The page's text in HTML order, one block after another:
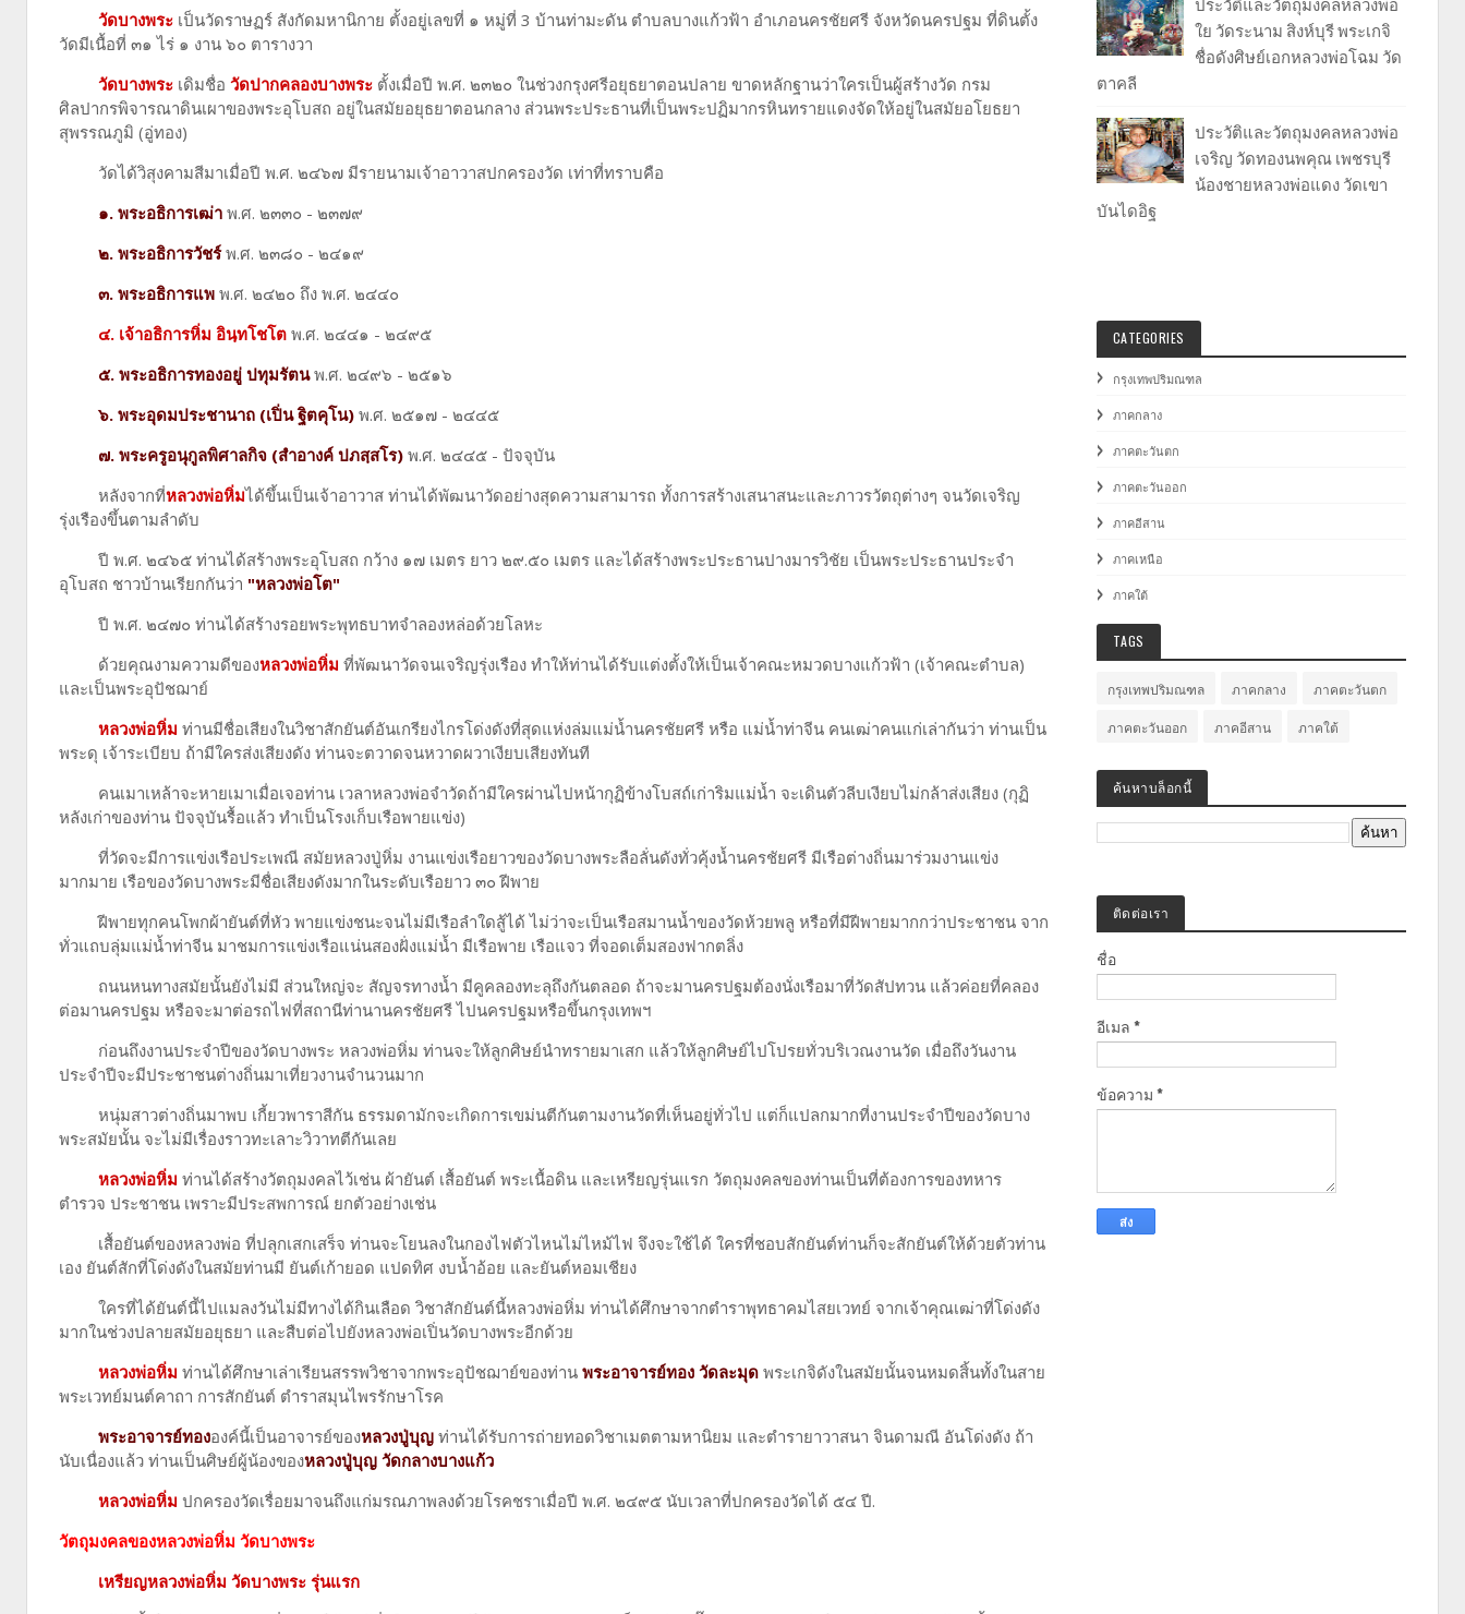
วัดบางพระ เป็นวัดราษฏร์ สังกัดมหานิกาย ตั้งอยู่เลขที่ ๑ หมู่ที่ 3 บ้านท่ามะดัน ตำบลบางแก้วฟ้า อำเภอนครชัยศรี จังหวัดนครปฐม ที่ดินตั้ง
วัดมีเนื้อที่ ๓๑ ไร่ ๑ งาน ๖๐ ตารางวา
วัดบางพระ เดิมชื่อ วัดปากคลองบางพระ ตั้งเมื่อปี พ.ศ. ๒๓๒๐ ในช่วงกรุงศรีอยุธยาตอนปลาย ขาดหลักฐานว่าใครเป็นผู้สร้างวัด กรม
ศิลปากรพิจารณาดินเผาของพระอุโบสถ อยู่ในสมัยอยุธยาตอนกลาง ส่วนพระประธานที่เป็นพระปฏิมากรหินทรายแดงจัดให้อยู่ในสมัยอโยธยา
สุพรรณภูมิ (อู่ทอง)
วัดได้วิสุงคามสีมาเมื่อปี พ.ศ. ๒๔๖๗ มีรายนามเจ้าอาวาสปกครองวัด เท่าที่ทราบคือ
๑. พระอธิการเฒ่า พ.ศ. ๒๓๓๐ - ๒๓๗๙
๒. พระอธิการวัชร์พ.ศ. ๒๓๘๐ - ๒๔๑๙
๓. พระอธิการแพ พ.ศ. ๒๔๒๐ ถึง พ.ศ. ๒๔๔๐
๔. เจ้าอธิการหิ่ม อินฺทโชโต พ.ศ. ๒๔๔๑ - ๒๔๙๕
๕. พระอธิการทองอยู่ ปทุมรัตนพ.ศ. ๒๔๙๖ - ๒๕๑๖
๖. พระอุดมประชานาถ (เปิ่น ฐิตคุโน) พ.ศ. ๒๕๑๗ - ๒๔๔๕
๗. พระครูอนุกูลพิศาลกิจ (สำอางค์ ปภสฺสโร) พ.ศ. ๒๔๔๕ - ปัจจุบัน
หลังจากที่หลวงพ่อหิ่มได้ขึ้นเป็นเจ้าอาวาส ท่านได้พัฒนาวัดอย่างสุดความสามารถ ทั้งการสร้างเสนาสนะและภาวรวัตถุต่างๆ จนวัดเจริญ
รุ่งเรืองขึ้นตามลำดับ
ปี พ.ศ. ๒๔๖๕ ท่านได้สร้างพระอุโบสถ กว้าง ๑๗ เมตร ยาว ๒๙.๕๐ เมตร และได้สร้างพระประธานปางมารวิชัย เป็นพระประธานประจำ
อุโบสถ ชาวบ้านเรียกกันว่า "หลวงพ่อโต"
ปี พ.ศ. ๒๔๗๐ ท่านได้สร้างรอยพระพุทธบาทจำลองหล่อด้วยโลหะ
ด้วยคุณงามความดีของหลวงพ่อหิ่ม ที่พัฒนาวัดจนเจริญรุ่งเรือง ทำให้ท่านได้รับแต่งตั้งให้เป็นเจ้าคณะหมวดบางแก้วฟ้า (เจ้าคณะตำบล)
และเป็นพระอุปัชฌาย์
หลวงพ่อหิ่ม ท่านมีชื่อเสียงในวิชาสักยันต์อันเกรียงไกรโด่งดังที่สุดแห่งล่มแม่น้ำนครชัยศรี หรือ แม่น้ำท่าจีน คนเฒ่าคนแก่เล่ากันว่า ท่านเป็น
พระดุ เจ้าระเบียบ ถ้ามีใครส่งเสียงดัง ท่านจะตวาดจนหวาดผวาเงียบเสียงทันที
คนเมาเหล้าจะหายเมาเมื่อเจอท่าน เวลาหลวงพ่อจำวัดถ้ามีใครผ่านไปหน้ากุฏิข้างโบสถ์เก่าริมแม่น้ำ จะเดินตัวลีบเงียบไม่กล้าส่งเสียง (กุฏิ
หลังเก่าของท่าน ปัจจุบันรื้อแล้ว ทำเป็นโรงเก็บเรือพายแข่ง)
ที่วัดจะมีการแข่งเรือประเพณี สมัยหลวงปู่หิ่ม งานแข่งเรือยาวของวัดบางพระลือลั่นดังทั่วคุ้งน้ำนครชัยศรี มีเรือต่างถิ่นมาร่วมงานแข่ง
มากมาย เรือของวัดบางพระมีชื่อเสียงดังมากในระดับเรือยาว ๓๐ ฝีพาย
ฝีพายทุกคนโพกผ้ายันต์ที่หัว พายแข่งชนะจนไม่มีเรือลำใดสู้ได้ ไม่ว่าจะเป็นเรือสมานน้ำของวัดห้วยพลู หรือที่มีฝีพายมากกว่าประชาชน จาก
ทั่วแถบลุ่มแม่น้ำท่าจีน มาชมการแข่งเรือแน่นสองฝั่งแม่น้ำ มีเรือพาย เรือแจว ที่จอดเต็มสองฟากตลิ่ง
ถนนหนทางสมัยนั้นยังไม่มี ส่วนใหญ่จะ สัญจรทางน้ำ มีคูคลองทะลุถึงกันตลอด ถ้าจะมานครปฐมต้องนั่งเรือมาที่วัดสัปทวน แล้วค่อยที่คลอง
ต่อมานครปฐม หรือจะมาต่อรถไฟที่สถานีท่านานครชัยศรี ไปนครปฐมหรือขึ้นกรุงเทพฯ
ก่อนถึงงานประจำปีของวัดบางพระ หลวงพ่อหิ่ม ท่านจะให้ลูกศิษย์นำทรายมาเสก แล้วให้ลูกศิษย์ไปโปรยทั่วบริเวณงานวัด เมื่อถึงวันงาน
ประจำปีจะมีประชาชนต่างถิ่นมาเที่ยวงานจำนวนมาก
หนุ่มสาวต่างถิ่นมาพบ เกี้ยวพาราสีกัน ธรรมดามักจะเกิดการเขม่นตีกันตามงานวัดที่เห็นอยู่ทั่วไป แต่ก็แปลกมากที่งานประจำปีของวัดบาง
พระสมัยนั้น จะไม่มีเรื่องราวทะเลาะวิวาทตีกันเลย
หลวงพ่อหิ่ม ท่านได้สร้างวัตถุมงคลไว้เช่น ผ้ายันต์ เสื้อยันต์ พระเนื้อดิน และเหรียญรุ่นแรก วัตถุมงคลของท่านเป็นที่ต้องการของทหาร
ตำรวจ ประชาชน เพราะมีประสพการณ์ ยกตัวอย่างเช่น
เสื้อยันต์ของหลวงพ่อ ที่ปลุกเสกเสร็จ ท่านจะโยนลงในกองไฟตัวไหนไม่ไหม้ไฟ จึงจะใช้ได้ ใครที่ชอบสักยันต์ท่านก็จะสักยันต์ให้ด้วยตัวท่าน
เอง ยันต์สักที่โด่งดังในสมัยท่านมี ยันต์เก้ายอด แปดทิศ งบน้ำอ้อย และยันต์หอมเชียง
ใครที่ได้ยันต์นี้ไปแมลงวันไม่มีทางได้กินเลือด วิชาสักยันต์นี้หลวงพ่อหิ่ม ท่านได้ศึกษาจากตำราพุทธาคมไสยเวทย์ จากเจ้าคุณเฒ่าที่โด่งดัง
มากในช่วงปลายสมัยอยุธยา และสืบต่อไปยังหลวงพ่อเปิ่นวัดบางพระอีกด้วย
หลวงพ่อหิ่ม ท่านได้ศึกษาเล่าเรียนสรรพวิชาจากพระอุปัชฌาย์ของท่าน พระอาจารย์ทอง วัดละมุด พระเกจิดังในสมัยนั้นจนหมดสิ้นทั้งในสาย
พระเวทย์มนต์คาถา การสักยันต์ ตำราสมุนไพรรักษาโรค
พระอาจารย์ทององค์นี้เป็นอาจารย์ของหลวงปู่บุญ ท่านได้รับการถ่ายทอดวิชาเมตตามหานิยม และตำรายาวาสนา จินดามณี อันโด่งดัง ถ้า
นับเนื่องแล้ว ท่านเป็นศิษย์ผู้น้องของหลวงปู่บุญ วัดกลางบางแก้ว
หลวงพ่อหิ่ม ปกครองวัดเรื่อยมาจนถึงแก่มรณภาพลงด้วยโรคชราเมื่อปี พ.ศ. ๒๔๙๕ นับเวลาที่ปกครองวัดได้ ๕๔ ปี.
วัตถุมงคลของหลวงพ่อหิ่ม วัดบางพระ
เหรียญหลวงพ่อหิ่ม วัดบางพระ รุ่นแรก
ใย วัดระนาม สิงห์บุรี พระเกจิ
ชื่อดังศิษย์เอกหลวงพ่อโฉม วัด
ตาคลี
ประวัติและวัตถุมงคลหลวงพ่อ
เจริญ วัดทองนพคุณ เพชรบุรี
น้องชายหลวงพ่อแดง วัดเขา
บันไดอิฐ
CATEGORIES
กรุงเทพปริมณฑล
ภาคกลาง
ภาคตะวันตก
ภาคตะวันออก
ภาคอีสาน
ภาคเหนือ
ภาคใต้
TAGS
กรุงเทพปริมณฑล ภาคกลาง ภาคตะวันตก
ภาคตะวันออก ภาคอีสาน ภาคใต้
ค้นหาบล็อกนี้
ติดต่อเรา
ชื่อ
อีเมล*
ข้อความ*